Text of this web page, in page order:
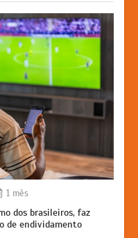
1 mês
dos brasileiros, faz
de endividamento